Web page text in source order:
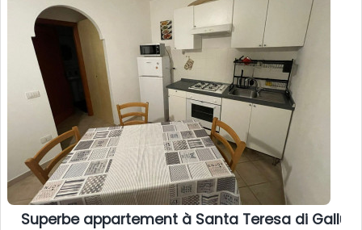
Superbe appartement à Santa Teresa di